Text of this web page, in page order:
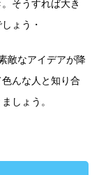
。そうすれば大き
ょう・
敵なアイデアが降
んな人と知り合
しょう。